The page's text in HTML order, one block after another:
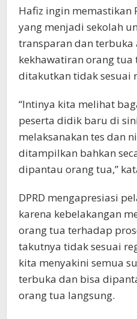
Hafiz ingin memastikan
yang menjadi sekolah
transparan dan terbuka
kekhawatiran orang tua
ditakutkan tidak sesuai
“Intinya kita melihat
peserta didik baru di
melaksanakan tes dan
ditampilkan bahkan
dipantau orang tua,”
DPRD mengapresiasi
karena kebelakangan
orang tua terhadap
takutnya tidak sesuai
kita menyakini semua
terbuka dan bisa
orang tua langsung.